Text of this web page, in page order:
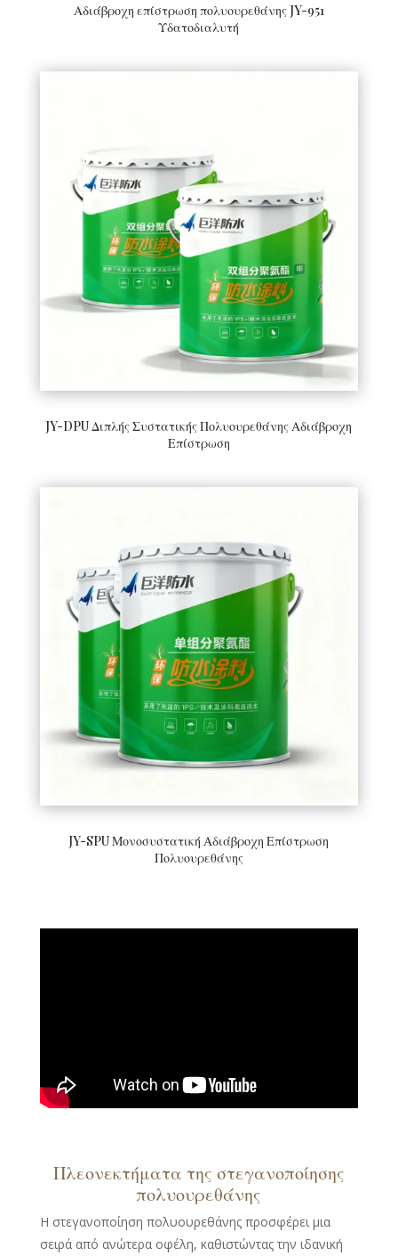
Αδιάβροχη επίστρωση πολυουρεθάνης JY-951
Υδατοδιαλυτή
JY-DPU Διπλής Συστατικής Πολυουρεθάνης Αδιάβροχη
Επίστρωση
JY-SPU Μονοσυστατική Αδιάβροχη Επίστρωση
Πολυουρεθάνης
Πλεονεκτήματα της στεγανοποίησης
πολυουρεθάνης
Η στεγανοποίηση πολυουρεθάνης προσφέρει μια
σειρά από ανώτερα οφέλη, καθιστώντας την ιδανική